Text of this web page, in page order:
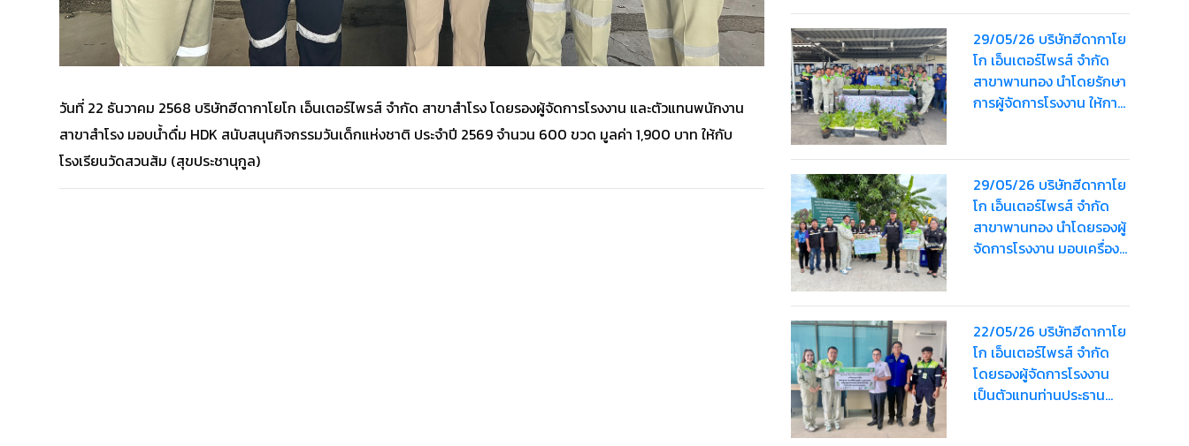
วันที่ 22 ธันวาคม 2568 บริษัทฮีดากาโยโก เอ็นเตอร์ไพรส์ จำกัด สาขาสำโรง โดยรองผู้จัดการโรงงาน และตัวแทนพนักงาน
สาขาสำโรง มอบน้ำดื่ม HDK สนับสนุนกิจกรรมวันเด็กแห่งชาติ ประจำปี 2569 จำนวน 600 ขวด มูลค่า 1,900 บาท ให้กับ
โรงเรียนวัดสวนส้ม (สุขประชานุกูล)
พัฒนาชุมชนดีเด่นระดับ
จังหวัด ประจำปี 2569
29/05/26 บริษัทฮีดากาโย
โก เอ็นเตอร์ไพรส์ จำกัด
สาขาพานทอง นำโดยรักษา
การผู้จัดการโรงงาน ให้การ
พานทอง
29/05/26 บริษัทฮีดากาโย
โก เอ็นเตอร์ไพรส์ จำกัด
สาขาพานทอง นำโดยรองผู้
จัดการโรงงาน มอบเครื่อง
ลดโลกร้อน
22/05/26 บริษัทฮีดากาโย
โก เอ็นเตอร์ไพรส์ จำกัด
โดยรองผู้จัดการโรงงาน
เป็นตัวแทนท่านประธาน